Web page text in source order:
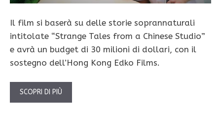
Il film si baserà su delle storie soprannaturali
intitolate “Strange Tales from a Chinese Studio”
e avrà un budget di 30 milioni di dollari, con il
sostegno dell’Hong Kong Edko Films.
SCOPRI DI PIÙ